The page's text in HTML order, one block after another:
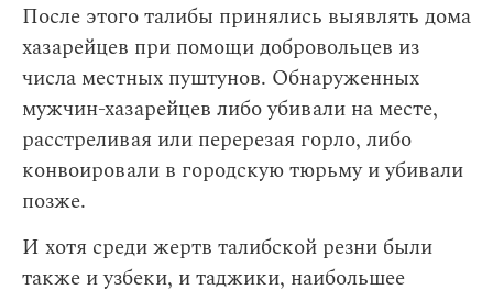
После этого талибы принялись выявлять дома
хазарейцев при помощи добровольцев из
числа местных пуштунов. Обнаруженных
мужчин-хазарейцев либо убивали на месте,
расстреливая или перерезая горло, либо
конвоировали в городскую тюрьму и убивали
позже.
И хотя среди жертв талибской резни были
также и узбеки, и таджики, наибольшее